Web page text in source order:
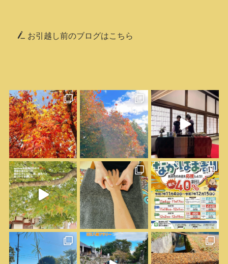
お引越し前のブログはこちら